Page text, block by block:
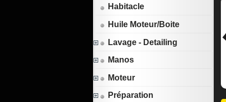
Habitacle
Huile Moteur/Boite
Lavage - Detailing
Manos
Moteur
Préparation